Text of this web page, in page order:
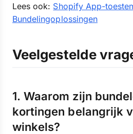
Lees ook: Shopify App-
Bundelingoplossingen
Veelgestelde
1. Waarom zijn
kortingen belangrijk
winkels?